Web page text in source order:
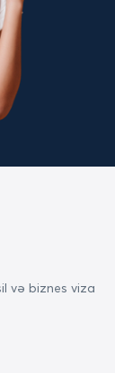
və biznes viza